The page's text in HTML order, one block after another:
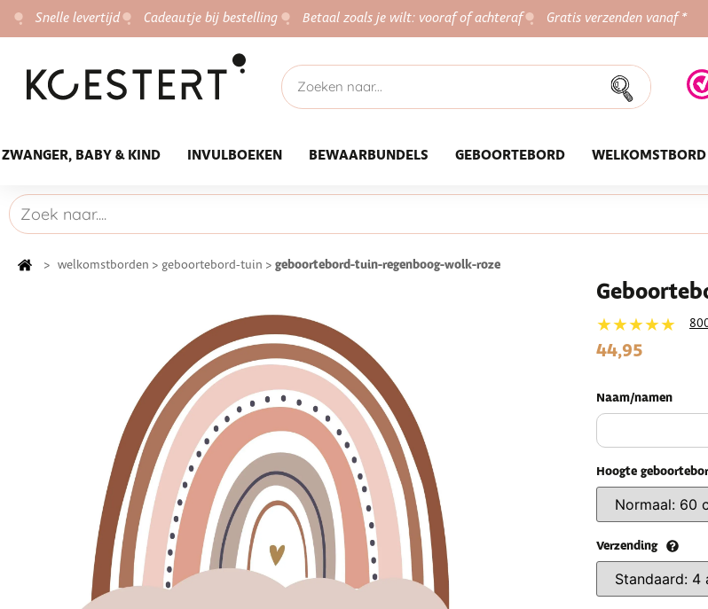
Snelle levertijd Cadeautje bij bestelling Betaal zoals je wilt: vooraf of achteraf Gratis verzenden vanaf *
ZWANGER, BABY & KIND INVULBOEKEN BEWAARBUNDELS GEBOORTEBORD WELKOMSTBORD
> welkomstborden > geboortebord-tuin > geboortebord-tuin-regenboog-wolk-roze
★★★★★
44,95
Naam/namen
Hoogte
Verzending